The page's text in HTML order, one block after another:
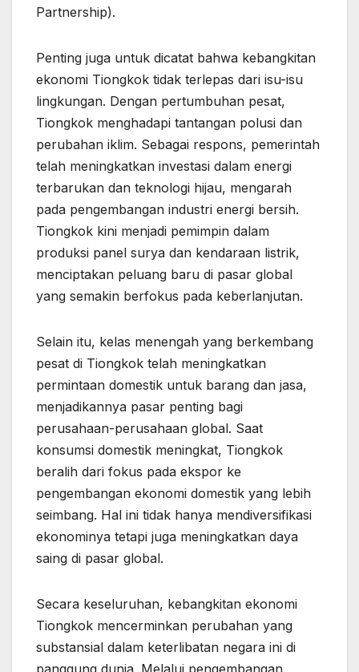
Partnership).
Penting juga untuk dicatat bahwa kebangkitan
ekonomi Tiongkok tidak terlepas dari isu-isu
lingkungan. Dengan pertumbuhan pesat,
Tiongkok menghadapi tantangan polusi dan
perubahan iklim. Sebagai respons, pemerintah
telah meningkatkan investasi dalam energi
terbarukan dan teknologi hijau, mengarah
pada pengembangan industri energi bersih.
Tiongkok kini menjadi pemimpin dalam
produksi panel surya dan kendaraan listrik,
menciptakan peluang baru di pasar global
yang semakin berfokus pada keberlanjutan.
Selain itu, kelas menengah yang berkembang
pesat di Tiongkok telah meningkatkan
permintaan domestik untuk barang dan jasa,
menjadikannya pasar penting bagi
perusahaan-perusahaan global. Saat
konsumsi domestik meningkat, Tiongkok
beralih dari fokus pada ekspor ke
pengembangan ekonomi domestik yang lebih
seimbang. Hal ini tidak hanya mendiversifikasi
ekonominya tetapi juga meningkatkan daya
saing di pasar global.
Secara keseluruhan, kebangkitan ekonomi
Tiongkok mencerminkan perubahan yang
substansial dalam keterlibatan negara ini di